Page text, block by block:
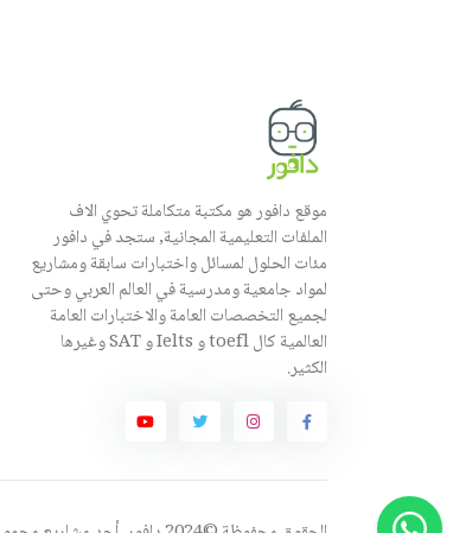
موقع دافور هو مكتبة متكاملة تحوي الاف
الملفات التعليمية المجانية, ستجد في دافور
مئات الحلول لمسائل واختبارات سابقة ومشاريع
لمواد جامعية ومدرسية في العالم العربي وحتى
لجميع التخصصات العامة والاختبارات العامة
العالمية كال toefl و Ielts و SAT وغيرها
الكثير.